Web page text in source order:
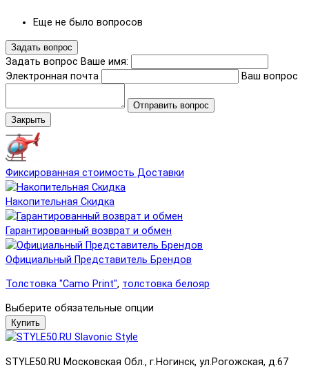
Еще не было вопросов
Задать вопрос
Задать вопрос Ваше имя:
Электронная почта
Ваш вопрос
Отправить вопрос
Закрыть
Фиксированная стоимость Доставки
Накопительная Скидка
Гарантированный возврат и обмен
Официальный Представитель Брендов
Толстовка "Camo Print", толстовка белояр
Выберите обязательные опции
Купить
STYLE50.RU Московская Обл., г.Ногинск, ул.Рогожская, д.67